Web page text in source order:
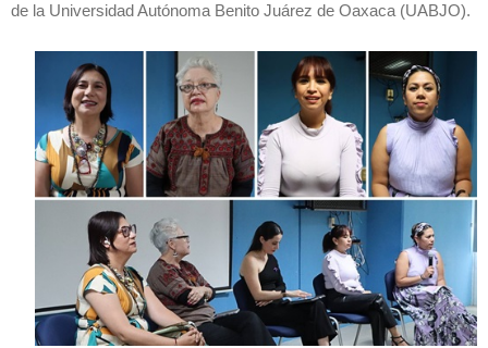
de la Universidad Autónoma Benito Juárez de Oaxaca (UABJO).